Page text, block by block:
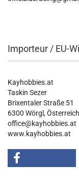
Importeur / EU-
Kayhobbies.at
Taskin Sezer
Brixentaler Straße 51
6300 Wörgl, Österreich
office@kayhobbies.at
www.kayhobbies.at